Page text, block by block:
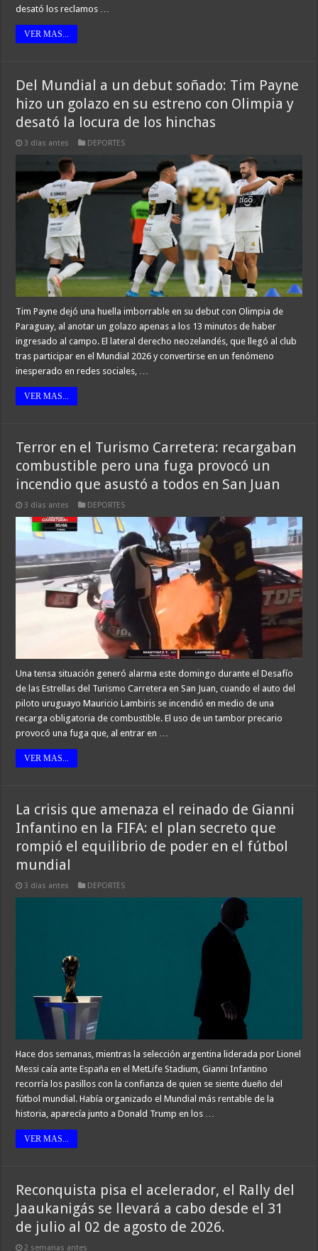
desató los reclamos …
VER MAS...
Del Mundial a un debut soñado: Tim Payne
hizo un golazo en su estreno con Olimpia y
desató la locura de los hinchas
3 días antes DEPORTES
Tim Payne dejó una huella imborrable en su debut con Olimpia de
Paraguay, al anotar un golazo apenas a los 13 minutos de haber
ingresado al campo. El lateral derecho neozelandés, que llegó al club
tras participar en el Mundial 2026 y convertirse en un fenómeno
inesperado en redes sociales, …
VER MAS...
Terror en el Turismo Carretera: recargaban
combustible pero una fuga provocó un
incendio que asustó a todos en San Juan
3 días antes DEPORTES
Una tensa situación generó alarma este domingo durante el Desafío
de las Estrellas del Turismo Carretera en San Juan, cuando el auto del
piloto uruguayo Mauricio Lambiris se incendió en medio de una
recarga obligatoria de combustible. El uso de un tambor precario
provocó una fuga que, al entrar en …
VER MAS...
La crisis que amenaza el reinado de Gianni
Infantino en la FIFA: el plan secreto que
rompió el equilibrio de poder en el fútbol
mundial
3 días antes DEPORTES
Hace dos semanas, mientras la selección argentina liderada por Lionel
Messi caía ante España en el MetLife Stadium, Gianni Infantino
recorría los pasillos con la confianza de quien se siente dueño del
fútbol mundial. Había organizado el Mundial más rentable de la
historia, aparecía junto a Donald Trump en los …
VER MAS...
Reconquista pisa el acelerador, el Rally del
Jaaukanigás se llevará a cabo desde el 31
de julio al 02 de agosto de 2026.
2 semanas antes